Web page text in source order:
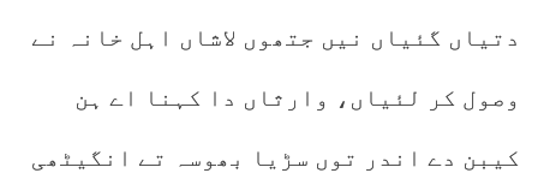
دتیاں گئیاں نیں جتھوں لاشاں اہل خانہ نے
وصول کر لئیاں، وارثاں دا کہنا اے ہن
کیبن دے اندر توں سڑیا بھوسہ تے انگیٹھی